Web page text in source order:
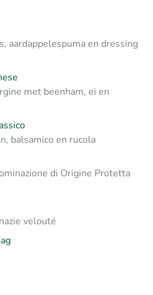
aardappelespuma en dressing
met beenham, ei en
balsamico en rucola
di Origine Protetta
velouté